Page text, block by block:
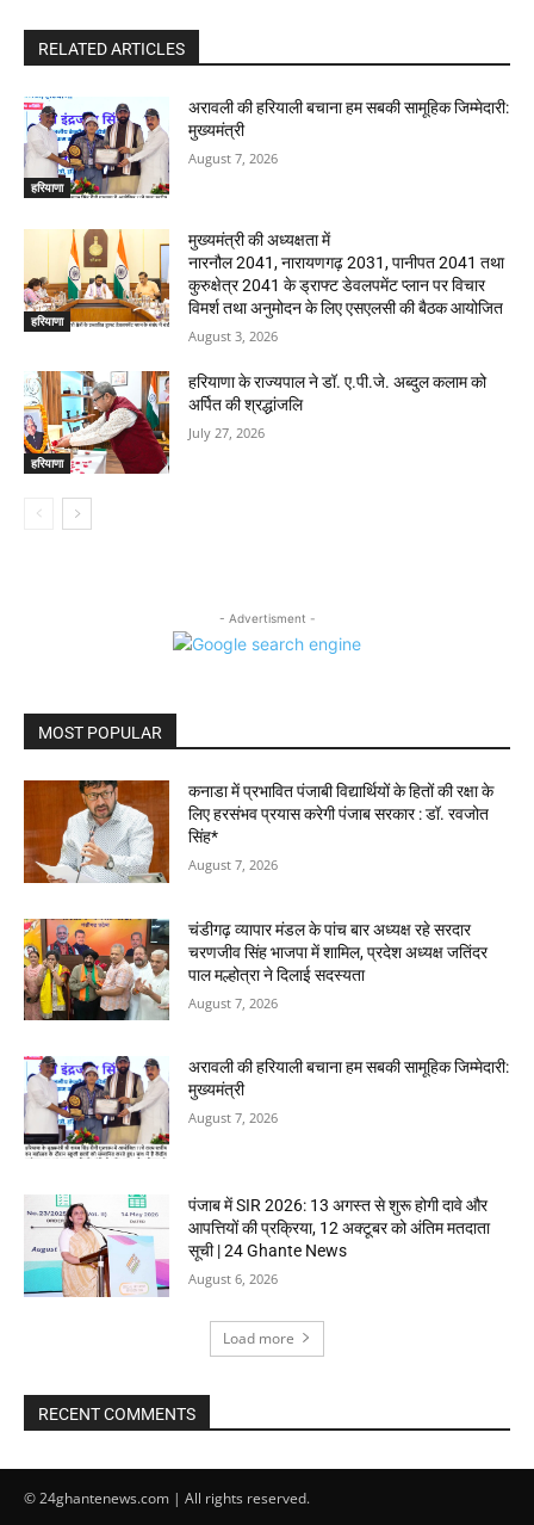
RELATED ARTICLES
हरियाणा
अरावली की हरियाली बचाना हम सबकी सामूहिक जिम्मेदारी:
मुख्यमंत्री
August 7, 2026
हरियाणा
मुख्यमंत्री की अध्यक्षता में
नारनौल 2041, नारायणगढ़ 2031, पानीपत 2041 तथा
कुरुक्षेत्र 2041 के ड्राफ्ट डेवलपमेंट प्लान पर विचार
विमर्श तथा अनुमोदन के लिए एसएलसी की बैठक आयोजित
August 3, 2026
हरियाणा
हरियाणा के राज्यपाल ने डॉ. ए.पी.जे. अब्दुल कलाम को
अर्पित की श्रद्धांजलि
July 27, 2026
- Advertisment -
MOST POPULAR
कनाडा में प्रभावित पंजाबी विद्यार्थियों के हितों की रक्षा के
लिए हरसंभव प्रयास करेगी पंजाब सरकार : डॉ. रवजोत
सिंह*
August 7, 2026
चंडीगढ़ व्यापार मंडल के पांच बार अध्यक्ष रहे सरदार
चरणजीव सिंह भाजपा में शामिल, प्रदेश अध्यक्ष जतिंदर
पाल मल्होत्रा ने दिलाई सदस्यता
August 7, 2026
अरावली की हरियाली बचाना हम सबकी सामूहिक जिम्मेदारी:
मुख्यमंत्री
August 7, 2026
पंजाब में SIR 2026: 13 अगस्त से शुरू होगी दावे और
आपत्तियों की प्रक्रिया, 12 अक्टूबर को अंतिम मतदाता
सूची | 24 Ghante News
August 6, 2026
Load more
RECENT COMMENTS
© 24ghantenews.com | All rights reserved.